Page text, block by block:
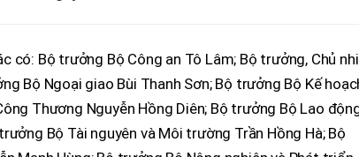
Bộ trưởng Bộ Công an Tô Lâm; Bộ trưởng, Chủ
Bộ Ngoại giao Bùi Thanh Sơn; Bộ trưởng Bộ Kế
Thương Nguyễn Hồng Diên; Bộ trưởng Bộ Lao
Bộ Tài nguyên và Môi trường Trần Hồng Hà; Bộ